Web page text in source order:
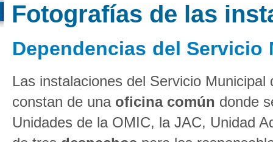
Fotografías de las
Dependencias del
Las instalaciones del Servicio
constan de una oficina común donde
Unidades de la OMIC, la JAC, Unidad